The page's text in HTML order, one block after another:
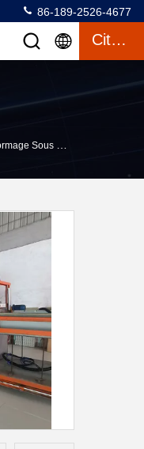
86-189-2526-4677
Citation
Vide En Plastique